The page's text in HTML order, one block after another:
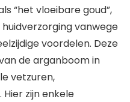
“het vloeibare goud”,
vanwege
voordelen. Deze
de arganboom in
vetzuren,
zijn enkele